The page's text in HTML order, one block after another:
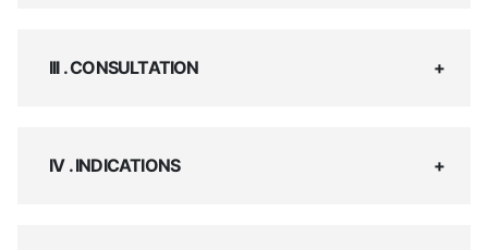
III . CONSULTATION
IV . INDICATIONS